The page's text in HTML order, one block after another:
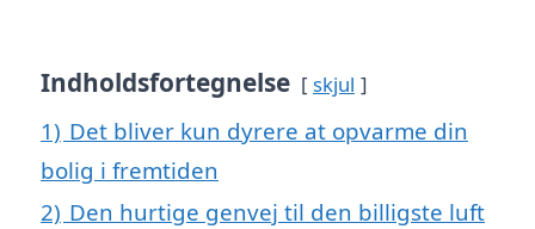
Indholdsfortegnelse skjul
1) Det bliver kun dyrere at opvarme din
bolig i fremtiden
2) Den hurtige genvej til den billigste luft